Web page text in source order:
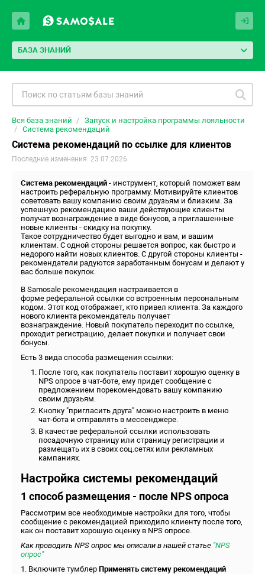
БАЗА ЗНАНИЙ
Вся база знаний
Запуск и настройка программы лояльности
Система рекомендаций
Система рекомендаций по ссылке для клиентов
Последние изменения: 23.07.2026
Система рекомендаций - инструмент, который поможет вам
настроить реферальную программу. Мотивируйте клиентов
советовать вашу компанию своим друзьям и близким. За
успешную рекомендацию ваши действующие клиенты
получат вознаграждение в виде бонусов, а приглашенные
новые клиенты - скидку на покупку.
Такое сотрудничество будет выгодно и вам, и вашим
клиентам. С одной стороны решается вопрос, как быстро и
недорого найти новых клиентов. С другой стороны клиенты -
рекомендатели радуются заработанным бонусам и делают у
вас больше покупок.
В Samosale рекомендация настраивается в
форме реферальной ссылки со встроенным персональным
кодом. Этот код отображает, кто привел клиента. За каждого
нового клиента рекомендатель получает
вознаграждение. Новый покупатель переходит по ссылке,
проходит регистрацию, делает покупки и получает свои
бонусы.
Есть 3 вида способа размещения ссылки:
После того, как покупатель поставит хорошую оценку в
NPS опросе в чат-боте, ему придет сообщение с
предложением порекомендовать вашу компанию
своим друзьям.
Кнопку "пригласить друга" можно настроить в меню
чат-бота и отправлять в мессенджере.
В качестве реферальной ссылки использовать
посадочную страницу или страницу регистрации и
размещать их в своих соц.сетях или рекламных
кампаниях.
Настройка системы рекомендаций
1 способ размещения - после NPS опроса
Рассмотрим все необходимые настройки для того, чтобы
сообщение с рекомендацией приходило клиенту после того,
как он поставит хорошую оценку в NPS опросе.
Как проводить NPS опрос мы описали в нашей статье "NPS
опрос"
1. Включите тумблер Применять систему рекомендаций